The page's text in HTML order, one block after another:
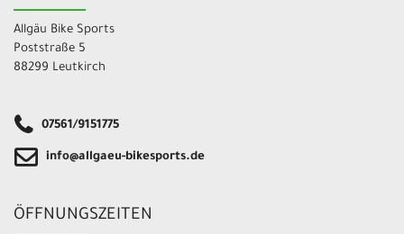
Allgäu Bike Sports
Poststraße 5
88299 Leutkirch
07561/9151775
info@allgaeu-bikesports.de
ÖFFNUNGSZEITEN